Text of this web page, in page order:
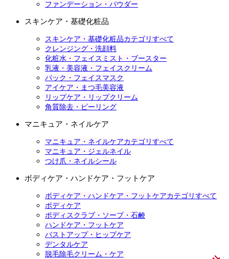
ファンデーション・パウダー
スキンケア・基礎化粧品
スキンケア・基礎化粧品カテゴリすべて
クレンジング・洗顔料
化粧水・フェイスミスト・ブースター
乳液・美容液・フェイスクリーム
パック・フェイスマスク
アイケア・まつ毛美容液
リップケア・リップクリーム
角質除去・ピーリング
マニキュア・ネイルケア
マニキュア・ネイルケアカテゴリすべて
マニキュア・ジェルネイル
つけ爪・ネイルシール
ボディケア・ハンドケア・フットケア
ボディケア・ハンドケア・フットケアカテゴリすべて
ボディケア
ボディスクラブ・ソープ・石鹸
ハンドケア・フットケア
バストアップ・ヒップケア
デンタルケア
脱毛除毛クリーム・ケア